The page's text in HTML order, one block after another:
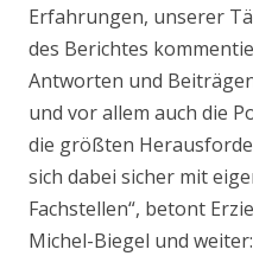
Erfahrungen, unserer
des Berichtes
Antworten und
und vor allem auch die
die größten
sich dabei sicher mit
Fachstellen“, betont
Michel-Biegel und